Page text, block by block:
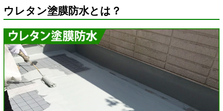
ウレタン塗膜防水とは？